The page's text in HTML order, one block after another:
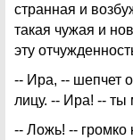
странная и
такая чужая и
эту
-- Ира, -- шепчет
лицу. -- Ира! -- ты
-- Ложь! -- громко